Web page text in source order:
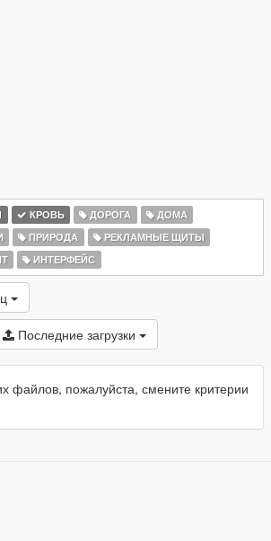
КРОВЬ ДОРОГА
ДОМА
ПРИРОДА
РЕКЛАМНЫЕ ЩИТЫ
ИНТЕРФЕЙС
Последние загрузки
файлов, пожалуйста, смените критерии